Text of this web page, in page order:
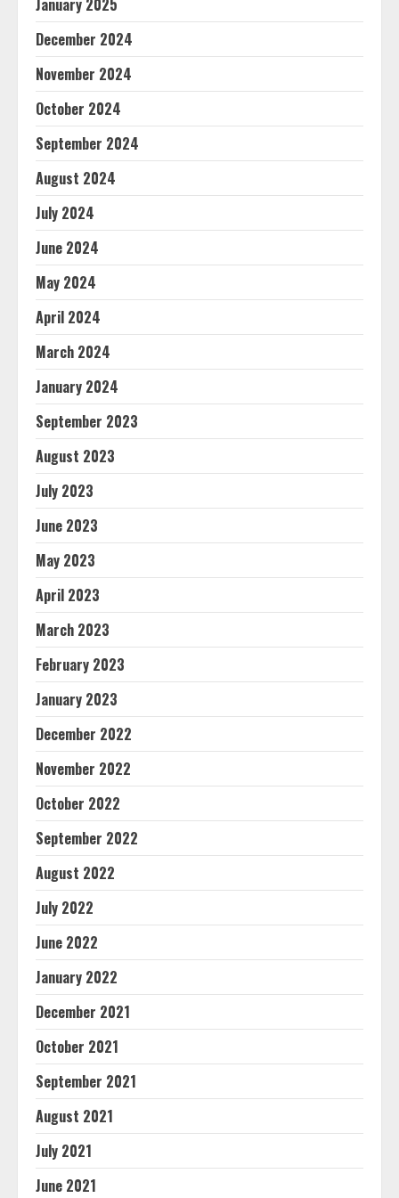
January 2025
December 2024
November 2024
October 2024
September 2024
August 2024
July 2024
June 2024
May 2024
April 2024
March 2024
January 2024
September 2023
August 2023
July 2023
June 2023
May 2023
April 2023
March 2023
February 2023
January 2023
December 2022
November 2022
October 2022
September 2022
August 2022
July 2022
June 2022
January 2022
December 2021
October 2021
September 2021
August 2021
July 2021
June 2021